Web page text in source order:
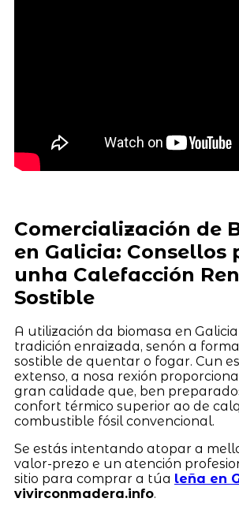
Comercialización de
en Galicia: Consellos
unha Calefacción
Sostible
A utilización da biomasa en
tradición enraizada, senón a
sostible de quentar o fogar. Cun
extenso, a nosa rexión
gran calidade que, ben
confort térmico superior ao de
combustible fósil convencional.
Se estás intentando atopar a
valor-prezo e un atención
sitio para comprar a túa leña en
vivirconmadera.info.